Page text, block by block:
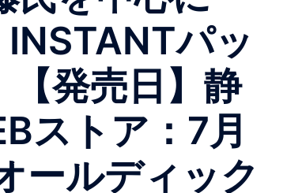
パッ
発売日】静
ストア：7月
ールディック